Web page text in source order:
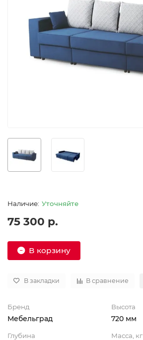
Уточняйте
75 300 р.
В корзину
В закладки В сравнение
Бренд
Мебельград
Высота
720 мм
Глубина Масса, кг